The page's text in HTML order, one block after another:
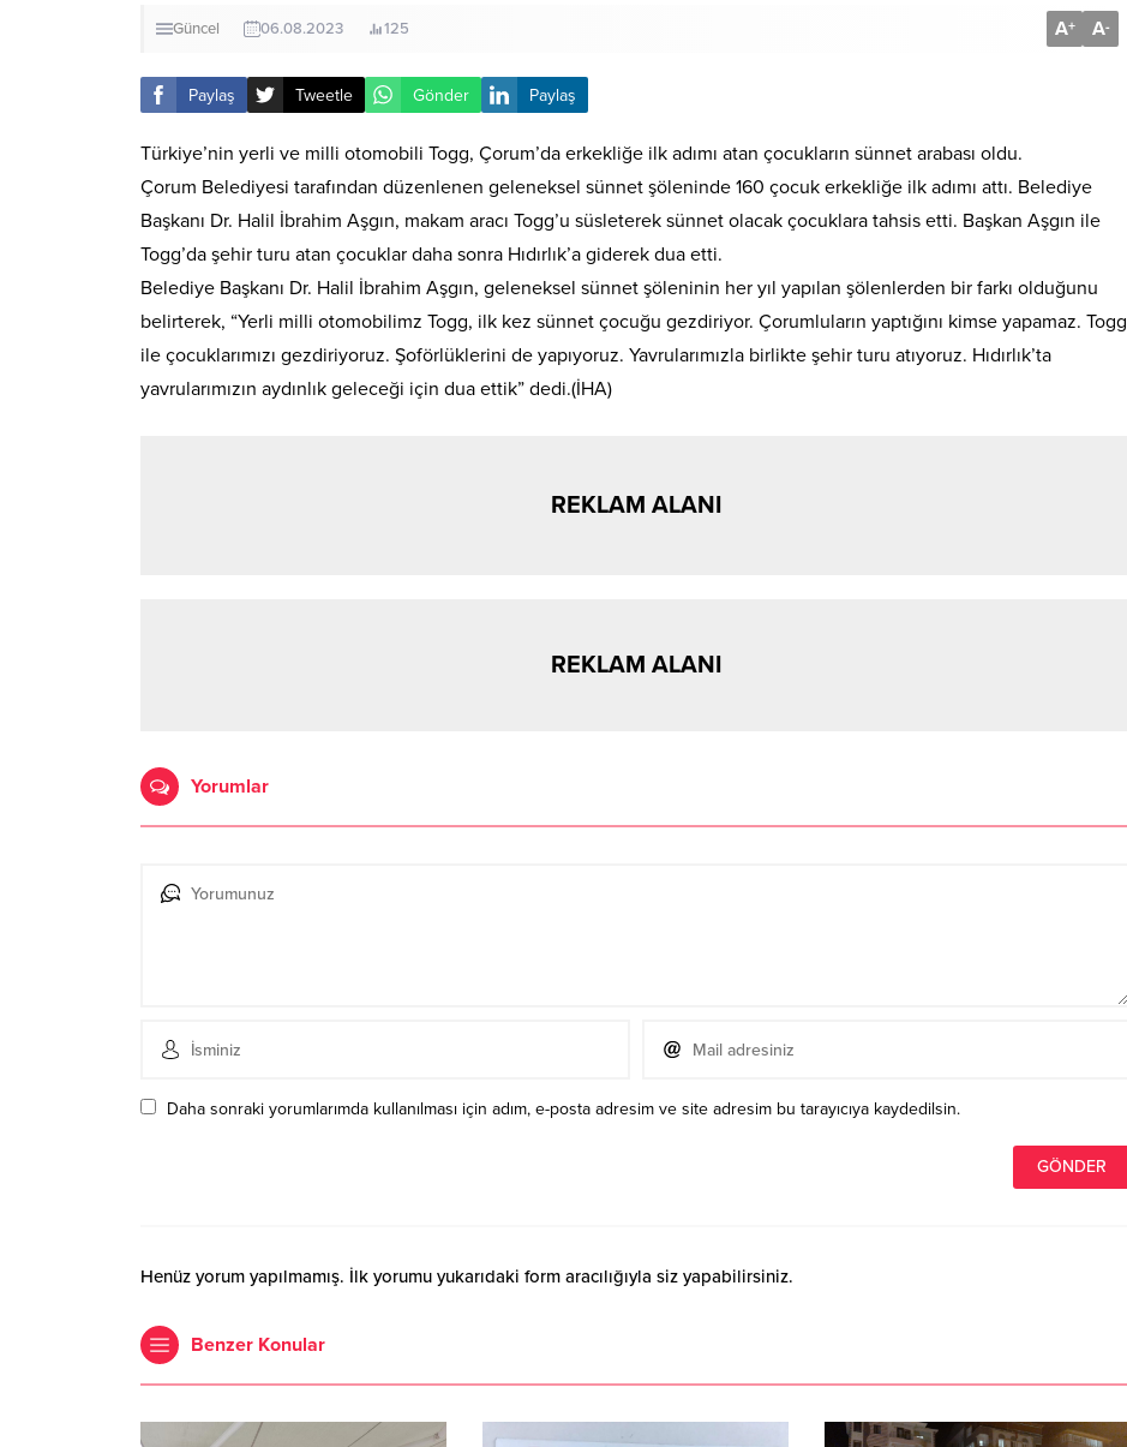
Güncel 06.08.2023 125 A+ A-
Paylaş Tweetle Gönder Paylaş
Türkiye’nin yerli ve milli otomobili Togg, Çorum’da erkekliğe ilk adımı atan çocukların sünnet arabası oldu.
Çorum Belediyesi tarafından düzenlenen geleneksel sünnet şöleninde 160 çocuk erkekliğe ilk adımı attı. Belediye
Başkanı Dr. Halil İbrahim Aşgın, makam aracı Togg’u süsleterek sünnet olacak çocuklara tahsis etti. Başkan Aşgın ile
Togg’da şehir turu atan çocuklar daha sonra Hıdırlık’a giderek dua etti.
Belediye Başkanı Dr. Halil İbrahim Aşgın, geleneksel sünnet şöleninin her yıl yapılan şölenlerden bir farkı olduğunu
belirterek, “Yerli milli otomobilimz Togg, ilk kez sünnet çocuğu gezdiriyor. Çorumluların yaptığını kimse yapamaz. Togg
ile çocuklarımızı gezdiriyoruz. Şoförlüklerini de yapıyoruz. Yavrularımızla birlikte şehir turu atıyoruz. Hıdırlık’ta
yavrularımızın aydınlık geleceği için dua ettik” dedi.(İHA)
REKLAM ALANI
REKLAM ALANI
Yorumlar
Daha sonraki yorumlarımda kullanılması için adım, e-posta adresim ve site adresim bu tarayıcıya kaydedilsin.
Henüz yorum yapılmamış. İlk yorumu yukarıdaki form aracılığıyla siz yapabilirsiniz.
Benzer Konular